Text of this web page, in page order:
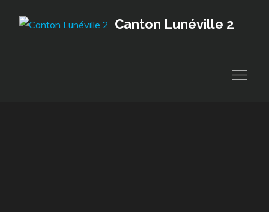
Canton Lunéville 2